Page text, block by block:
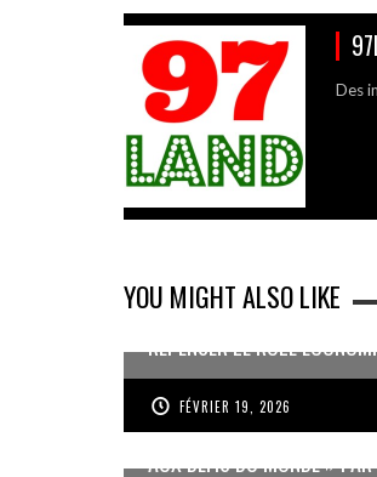
Des
YOU MIGHT ALSO LIKE
REPENSER LE RÔLE
FÉVRIER 19, 2026
« UN GOSIER FIER, FORT ET
AUX DÉFIS DU MONDE » PAR